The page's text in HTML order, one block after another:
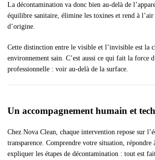
La décontamination va donc bien au-delà de
équilibre sanitaire, élimine les toxines et rend à
d’origine.
Cette distinction entre le visible et l’invisible est la
environnement sain. C’est aussi ce qui fait la force
professionnelle : voir au-delà de la surface.
Un accompagnement humain et
Chez Nova Clean, chaque intervention repose sur
transparence. Comprendre votre situation, répondre
expliquer les étapes de décontamination : tout est